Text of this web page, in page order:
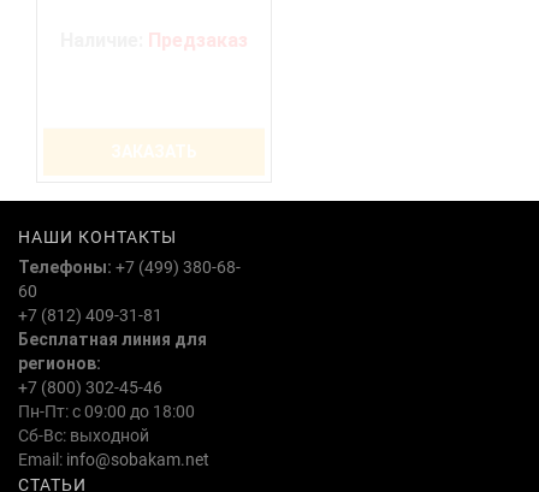
Предзаказ
НАШИ КОНТАКТЫ
Телефоны: +7 (499) 380-68-
60
+7 (812) 409-31-81
Бесплатная линия для
регионов:
+7 (800) 302-45-46
Пн-Пт: с 09:00 до 18:00
Сб-Вс: выходной
Email: info@sobakam.net
СТАТЬИ